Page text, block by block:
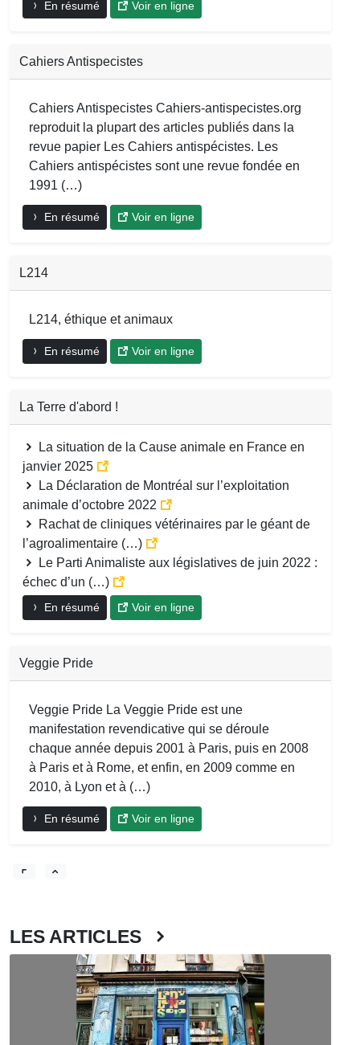
En résumé Voir en ligne
Cahiers Antispecistes
Cahiers Antispecistes Cahiers-antispecistes.org
reproduit la plupart des articles publiés dans la
revue papier Les Cahiers antispécistes. Les
Cahiers antispécistes sont une revue fondée en
1991 (…)
En résumé Voir en ligne
L214
L214, éthique et animaux
En résumé Voir en ligne
La Terre d'abord !
La situation de la Cause animale en France en
janvier 2025
La Déclaration de Montréal sur l’exploitation
animale d’octobre 2022
Rachat de cliniques vétérinaires par le géant de
l’agroalimentaire (…)
Le Parti Animaliste aux législatives de juin 2022 :
échec d’un (…)
En résumé Voir en ligne
Veggie Pride
Veggie Pride La Veggie Pride est une
manifestation revendicative qui se déroule
chaque année depuis 2001 à Paris, puis en 2008
à Paris et à Rome, et enfin, en 2009 comme en
2010, à Lyon et à (…)
En résumé Voir en ligne
LES ARTICLES